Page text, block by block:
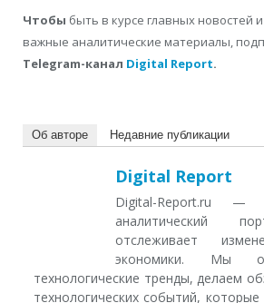
Чтобы быть в курсе главных новостей
важные аналитические материалы,
Telegram-канал Digital Report.
Об авторе Недавние публикации
Digital Report
Digital-Report.ru —
аналитический
отслеживает
экономики. Мы
технологические тренды, делаем
технологических событий,